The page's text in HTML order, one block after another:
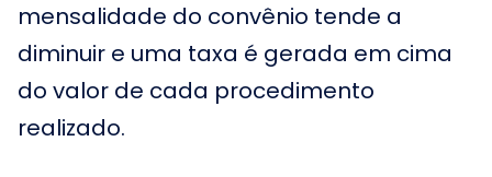
mensalidade do convênio tende a
diminuir e uma taxa é gerada em cima
do valor de cada procedimento
realizado.